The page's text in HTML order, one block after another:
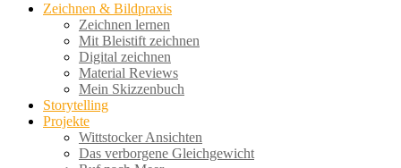
Zeichnen & Bildpraxis
Zeichnen lernen
Mit Bleistift zeichnen
Digital zeichnen
Material Reviews
Mein Skizzenbuch
Storytelling
Projekte
Wittstocker Ansichten
Das verborgene Gleichgewicht